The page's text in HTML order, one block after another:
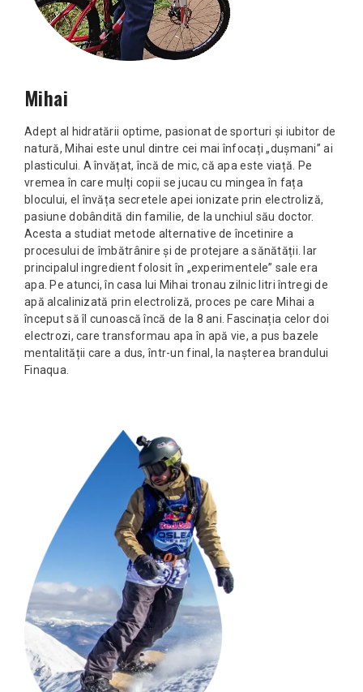
Mihai
Adept al hidratării optime, pasionat de sporturi și iubitor de
natură, Mihai este unul dintre cei mai înfocați „dușmani” ai
plasticului. A învățat, încă de mic, că apa este viață. Pe
vremea în care mulți copii se jucau cu mingea în fața
blocului, el învăța secretele apei ionizate prin electroliză,
pasiune dobândită din familie, de la unchiul său doctor.
Acesta a studiat metode alternative de încetinire a
procesului de îmbătrânire și de protejare a sănătății. Iar
principalul ingredient folosit în „experimentele” sale era
apa. Pe atunci, în casa lui Mihai tronau zilnic litri întregi de
apă alcalinizată prin electroliză, proces pe care Mihai a
început să îl cunoască încă de la 8 ani. Fascinația celor doi
electrozi, care transformau apa în apă vie, a pus bazele
mentalității care a dus, într-un final, la nașterea brandului
Finaqua.